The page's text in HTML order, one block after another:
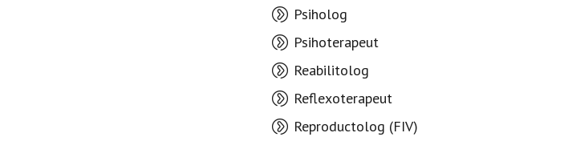
Psiholog
Psihoterapeut
Reabilitolog
Reflexoterapeut
Reproductolog (FIV)